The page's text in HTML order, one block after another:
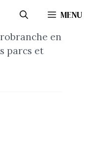
MENU
en
parcs et